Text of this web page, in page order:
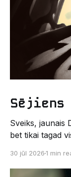
Sējiens
Sveiks, jaunais Datoriķi! 👋🏻
bet tikai tagad
Un kas gan
dzīvi LU EZTF
30 jūl 20261 min